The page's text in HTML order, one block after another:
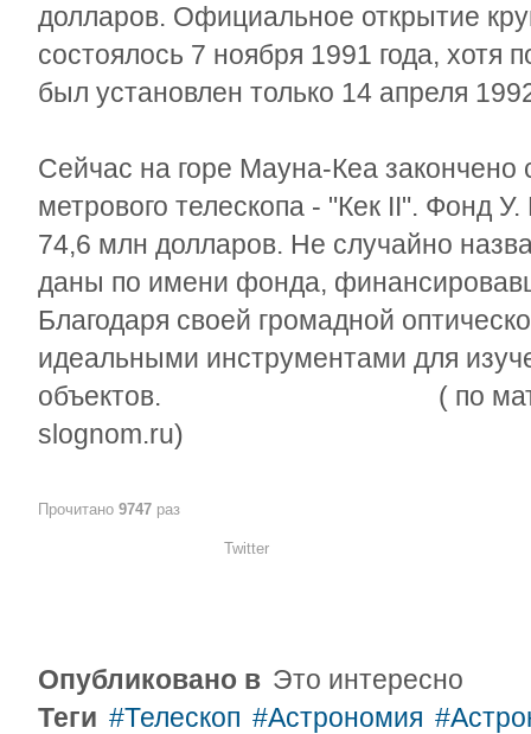
долларов. Официальное открытие
состоялось 7 ноября 1991 года, хотя
был установлен только 14 апреля
Сейчас на горе Мауна-Кеа закончено
метрового телескопа - "Кек II". Фонд
74,6 млн долларов. Не случайно
даны по имени фонда,
Благодаря своей громадной
идеальными инструментами для
объектов. ( по
slognom.ru)
Прочитано 9747 раз
Twitter
Опубликовано в Это интересно
Теги
Телескоп Астрономия